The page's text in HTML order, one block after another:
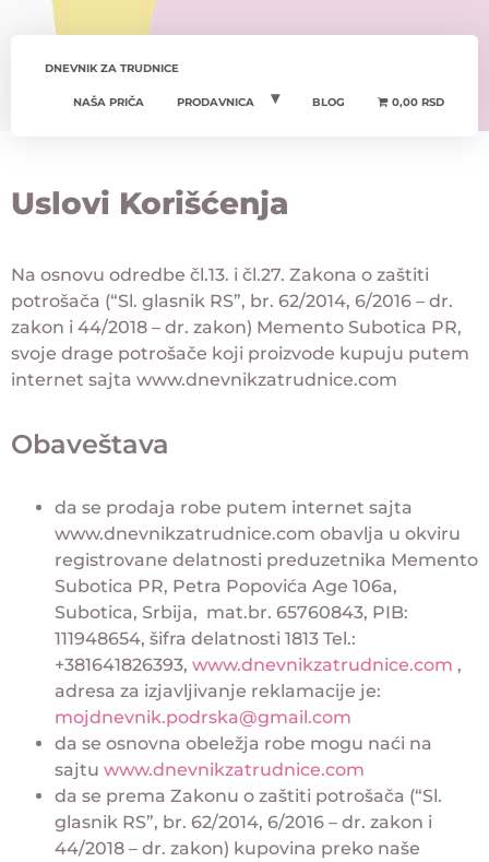
DNEVNIK ZA TRUDNICE
NAŠA PRIČA PRODAVNICA BLOG 0,00 RSD
Uslovi Korišćenja
Na osnovu odredbe čl.13. i čl.27. Zakona o zaštiti
potrošača (“Sl. glasnik RS”, br. 62/2014, 6/2016 – dr.
zakon i 44/2018 – dr. zakon) Memento Subotica PR,
svoje drage potrošače koji proizvode kupuju putem
internet sajta www.dnevnikzatrudnice.com
Obaveštava
da se prodaja robe putem internet sajta
www.dnevnikzatrudnice.com obavlja u okviru
registrovane delatnosti preduzetnika Memento
Subotica PR, Petra Popovića Age 106a,
Subotica, Srbija, mat.br. 65760843, PIB:
111948654, šifra delatnosti 1813 Tel.:
+381641826393, www.dnevnikzatrudnice.com ,
adresa za izjavljivanje reklamacije je:
mojdnevnik.podrska@gmail.com
da se osnovna obeležja robe mogu naći na
sajtu www.dnevnikzatrudnice.com
da se prema Zakonu o zaštiti potrošača (“Sl.
glasnik RS”, br. 62/2014, 6/2016 – dr. zakon i
44/2018 – dr. zakon) kupovina preko naše